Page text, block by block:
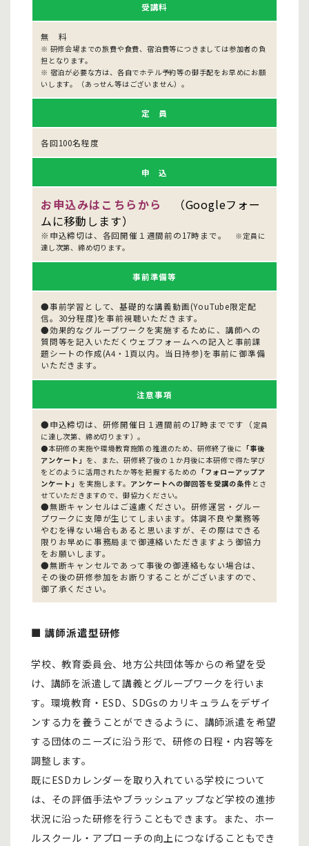
受講料
無 料
※ 研修会場までの旅費や食費、宿泊費等につきましては参加者の負
担となります。
※ 宿泊が必要な方は、各自でホテル予約等の御手配をお早めにお願
いします。（あっせん等はございません）。
定 員
各回100名程度
申 込
お申込みはこちらから
（Googleフォー
ムに移動します）
※申込締切は、各回開催１週間前の17時まで。
※定員に
達し次第、締め切ります。
事前準備等
●事前学習として、基礎的な講義動画(YouTube限定配
信。30分程度)を事前視聴いただきます。
●効果的なグループワークを実施するために、講師への
質問等を記入いただくウェブフォームへの記入と事前課
題シートの作成(A4・1頁以内。当日持参)を事前に御準備
いただきます。
注意事項
●申込締切は、研修開催日１週間前の17時までです（ 定員
に達し次第、締め切ります）。
●本研修の実施や環境教育施策の推進のため、研修終了後に 「事後
アンケート」 を、また、研修終了後の１か月後に本研修で得た学び
をどのように活用されたか等を把握するための 「フォローアップア
ンケート」 を実施します。 アンケートへの御回答を受講の条件 とさ
せていただきますので、御協力ください。
●無断キャンセルはご遠慮ください。研修運営・グルー
プワークに支障が生じてしまいます。体調不良や業務等
やむを得ない場合もあると思いますが、その際はできる
限りお早めに事務局まで御連絡いただきますよう御協力
をお願いします。
●無断キャンセルであって事後の御連絡もない場合は、
その後の研修参加をお断りすることがございますので、
御了承ください。
■ 講師派遣型研修
学校、教育委員会、地方公共団体等からの希望を受
け、講師を派遣して講義とグループワークを行いま
す。環境教育・ESD、SDGsのカリキュラムをデザイ
ンする力を養うことができるように、講師派遣を希望
する団体のニーズに沿う形で、研修の日程・内容等を
調整します。
既にESDカレンダーを取り入れている学校について
は、その評価手法やブラッシュアップなど学校の進捗
状況に沿った研修を行うこともできます。また、ホー
ルスクール・アプローチの向上につなげることもでき